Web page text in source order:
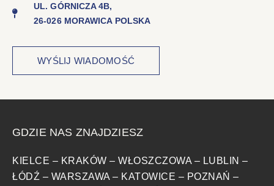
UL. GÓRNICZA 4B,
26-026 MORAWICA POLSKA
WYŚLIJ WIADOMOŚĆ
GDZIE NAS ZNAJDZIESZ
KIELCE – KRAKÓW – WŁOSZCZOWA – LUBLIN –
ŁÓDŹ – WARSZAWA – KATOWICE – POZNAŃ –